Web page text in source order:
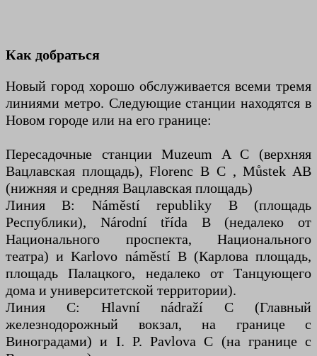
Как добраться
Новый город хорошо обслуживается всеми тремя
линиями метро. Следующие станции находятся в
Новом городе или на его границе:
Пересадочные станции Muzeum A C (верхняя
Вацлавская площадь), Florenc B C , Můstek AB
(нижняя и средняя Вацлавская площадь)
Линия B: Náměstí republiky B (площадь
Республики), Národní třída B (недалеко от
Национального проспекта, Национального
театра) и Karlovo náměstí B (Карлова площадь,
площадь Палацкого, недалеко от Танцующего
дома и университетской территории).
Линия C: Hlavní nádraží C (Главный
железнодорожный вокзал, на границе с
Виноградами) и I. P. Pavlova C (на границе с